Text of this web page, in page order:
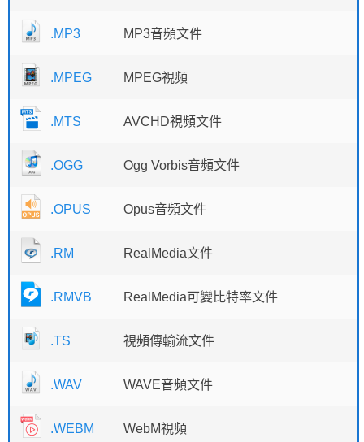
.MP3 MP3音頻文件
.MPEG MPEG視頻
.MTS AVCHD視頻文件
.OGG Ogg Vorbis音頻文件
.OPUS Opus音頻文件
.RM RealMedia文件
.RMVB RealMedia可變比特率文件
.TS 視頻傳輸流文件
.WAV WAVE音頻文件
.WEBM WebM視頻